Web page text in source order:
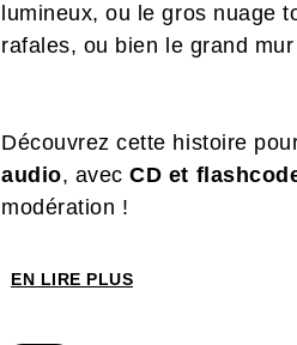
lumineux, ou le gros nuage
rafales, ou bien le grand
Découvrez cette histoire
audio, avecCD et
modération !
EN LIRE PLUS